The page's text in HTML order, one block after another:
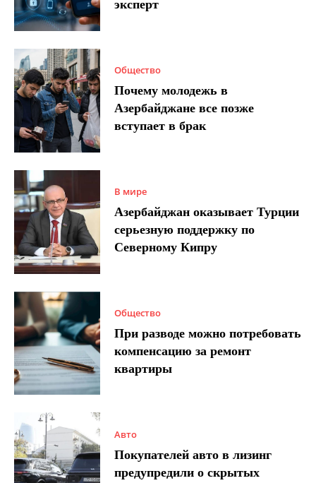
эксперт
Общество
Почему молодежь в
Азербайджане все позже
вступает в брак
В мире
Азербайджан оказывает Турции
серьезную поддержку по
Северному Кипру
Общество
При разводе можно потребовать
компенсацию за ремонт
квартиры
Авто
Покупателей авто в лизинг
предупредили о скрытых